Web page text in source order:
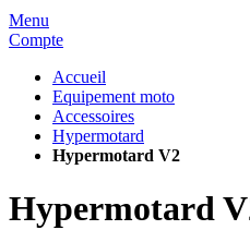
Menu
Compte
Accueil
Equipement moto
Accessoires
Hypermotard
Hypermotard V2
Hypermotard